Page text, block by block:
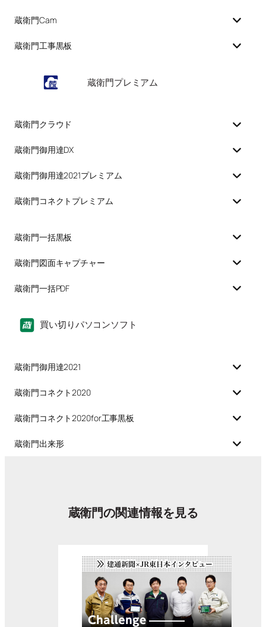
蔵衛門Cam
蔵衛門工事黒板
蔵衛門プレミアム
蔵衛門クラウド
蔵衛門御用達DX
蔵衛門御用達2021プレミアム
蔵衛門コネクトプレミアム
蔵衛門一括黒板
蔵衛門図面キャプチャー
蔵衛門一括PDF
買い切りパソコンソフト
蔵衛門御用達2021
蔵衛門コネクト2020
蔵衛門コネクト2020for工事黒板
蔵衛門出来形
蔵衛門の関連情報を見る